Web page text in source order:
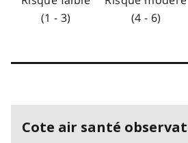
(1 - 3)
(4 - 6)
Cote air santé